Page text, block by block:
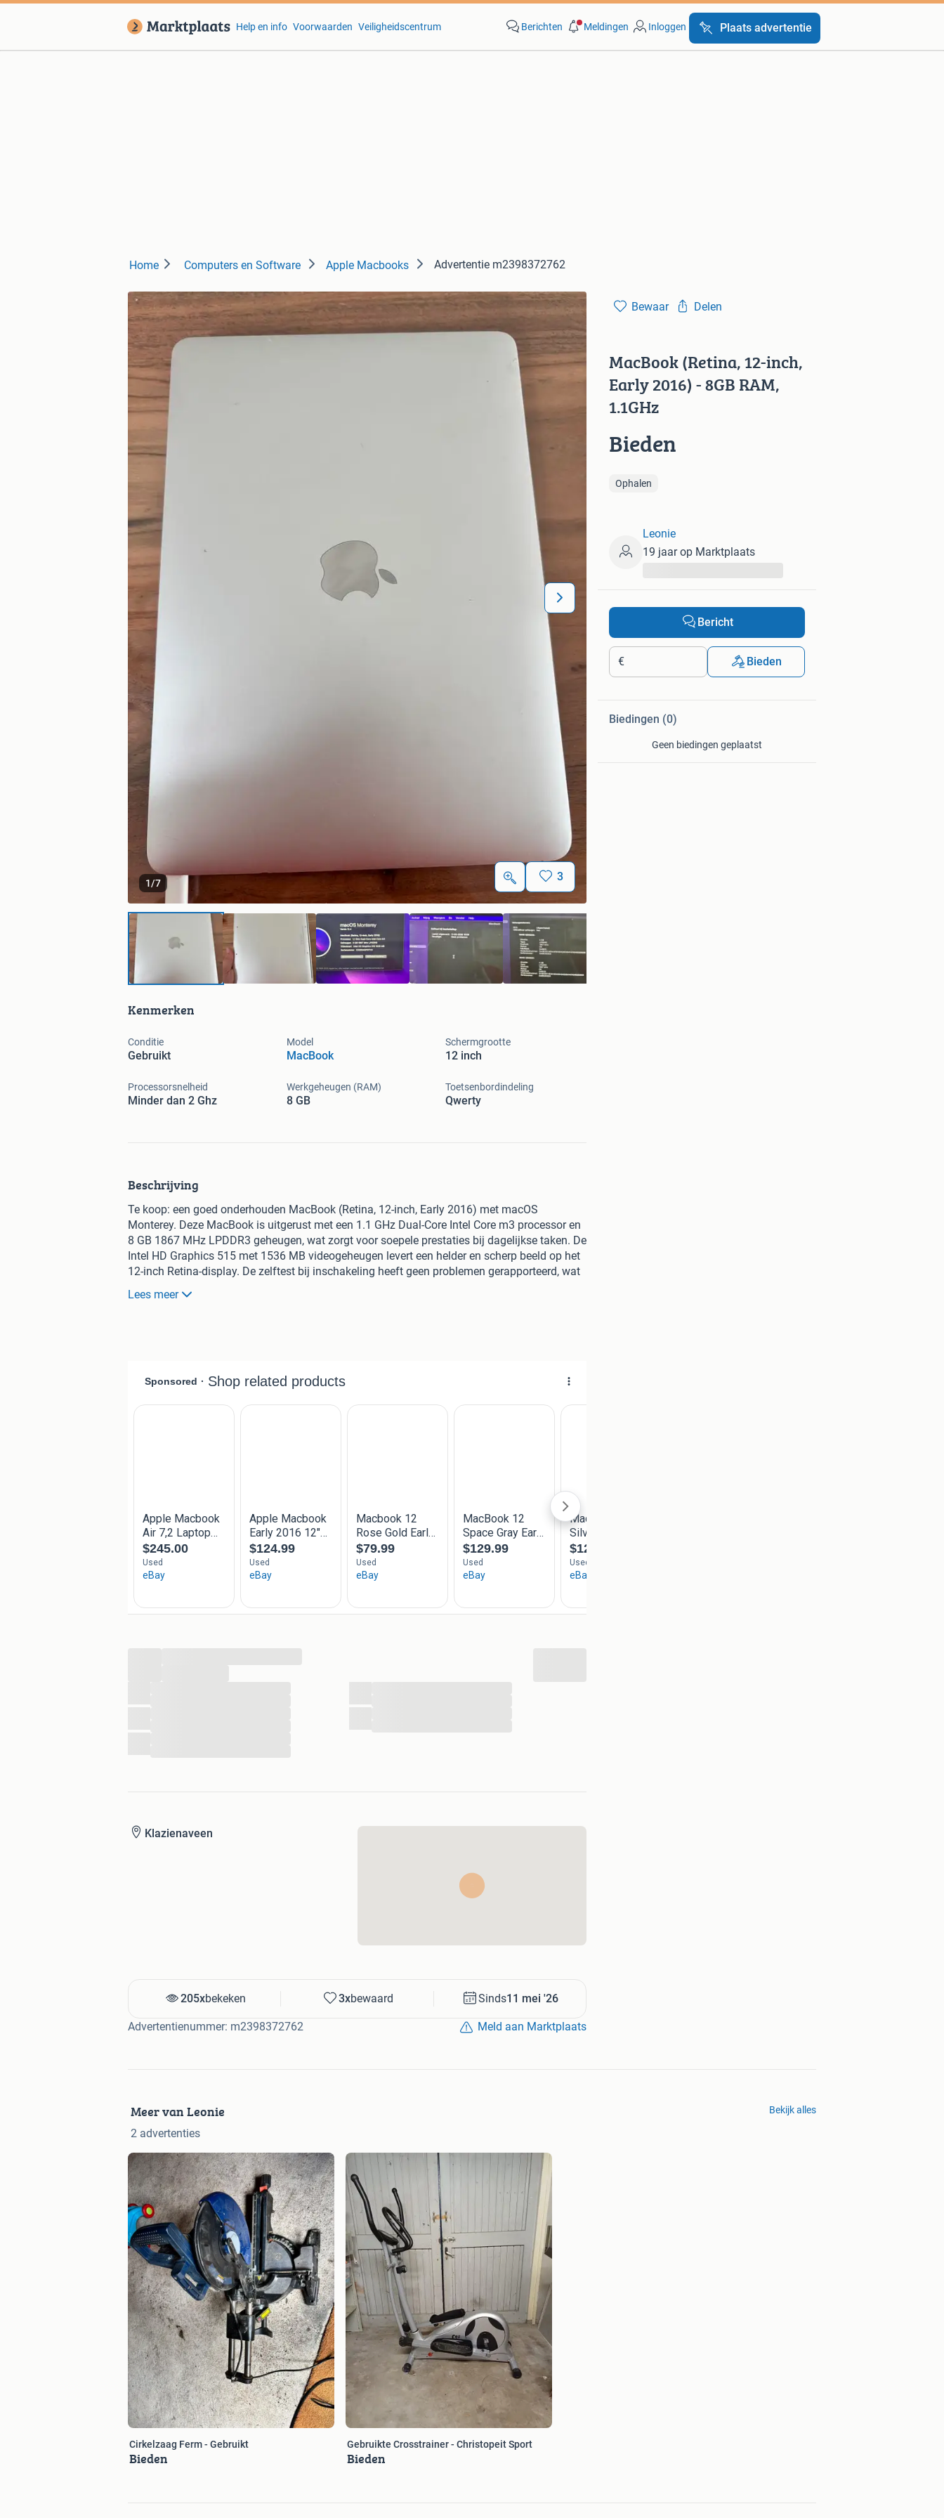
Help en info Voorwaarden Veiligheidscentrum Berichten Meldingen Inloggen Plaats advertentie
Home Computers en Software Apple Macbooks Advertentie m2398372762
1/7 3
Kenmerken
Conditie
Gebruikt
Model
MacBook
Schermgrootte
12 inch
Processorsnelheid
Minder dan 2 Ghz
Werkgeheugen (RAM)
8 GB
Toetsenbordindeling
Qwerty
Beschrijving
Te koop: een goed onderhouden MacBook (Retina, 12-inch, Early 2016) met macOS
Monterey. Deze MacBook is uitgerust met een 1.1 GHz Dual-Core Intel Core m3 processor en
8 GB 1867 MHz LPDDR3 geheugen, wat zorgt voor soepele prestaties bij dagelijkse taken. De
Intel HD Graphics 515 met 1536 MB videogeheugen levert een helder en scherp beeld op het
12-inch Retina-display. De zelftest bij inschakeling heeft geen problemen gerapporteerd, wat
duidt op een goede werking. Ideaal voor studie, werk of entertainment. De MacBook wordt
geleverd zonder verdere accessoires.
Lees meer
Klazienaveen
205xbekeken 3xbewaard Sinds11 mei '26
Advertentienummer: m2398372762 Meld aan Marktplaats
Bewaar Delen
MacBook (Retina, 12-inch,
Early 2016) - 8GB RAM,
1.1GHz
Bieden
Ophalen
Leonie
19 jaar op Marktplaats
Bericht
€ Bieden
Biedingen (0)
Geen biedingen geplaatst
Meer van Leonie
2 advertenties
Bekijk alles
Cirkelzaag Ferm - Gebruikt
Bieden
Gebruikte Crosstrainer - Christopeit Sport
Bieden